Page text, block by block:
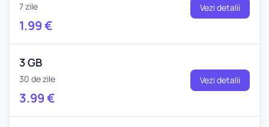
7 zile
1.99€
Vezi detalii
3 GB
30 de zile
3.99€
Vezi detalii